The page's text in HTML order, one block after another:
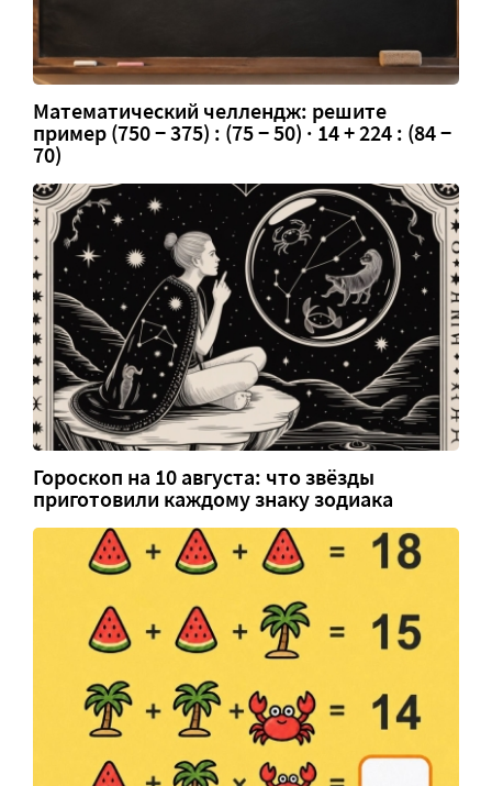
Математический челлендж: решите
пример (750 − 375) : (75 − 50) · 14 + 224 : (84 −
70)
Гороскоп на 10 августа: что звёзды
приготовили каждому знаку зодиака